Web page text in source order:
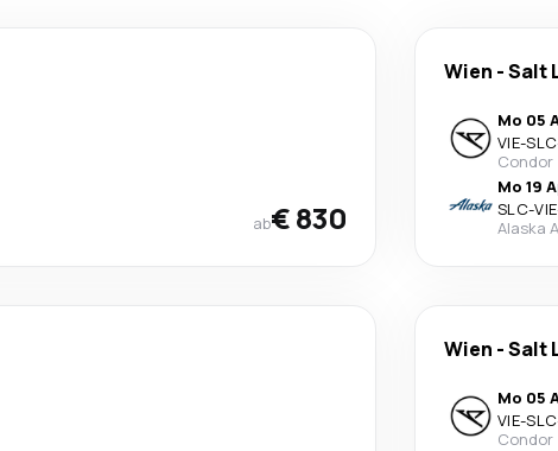
ab€ 830
Wien -Salt
Mo 05
VIE-SLC
Condor
Mo 19
SLC-VIE
Alaska
Wien -Salt
Mo 05
VIE-SLC
Condor